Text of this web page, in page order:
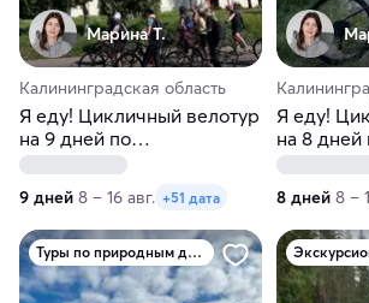
Марина Т.
Калининградская область
Я еду! Цикличный велотур
на 9 дней по
Калининградской области
9 дней 8 – 16 авг. +51 дата
Я еду!
на 8 дней
8 дней 8 –
Туры по природным достопримечательностям